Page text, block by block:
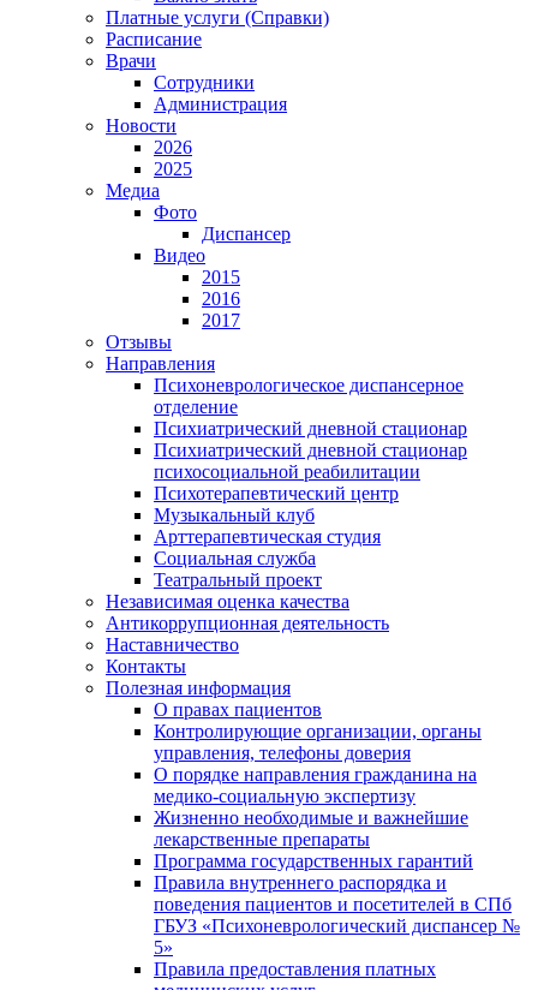
Платные услуги (Справки)
Расписание
Врачи
Сотрудники
Администрация
Новости
2026
2025
Медиа
Фото
Диспансер
Видео
2015
2016
2017
Отзывы
Направления
Психоневрологическое диспансерное
отделение
Психиатрический дневной стационар
Психиатрический дневной стационар
психосоциальной реабилитации
Психотерапевтический центр
Музыкальный клуб
Арттерапевтическая студия
Социальная служба
Театральный проект
Независимая оценка качества
Антикоррупционная деятельность
Наставничество
Контакты
Полезная информация
О правах пациентов
Контролирующие организации, органы
управления, телефоны доверия
О порядке направления гражданина на
медико-социальную экспертизу
Жизненно необходимые и важнейшие
лекарственные препараты
Программа государственных гарантий
Правила внутреннего распорядка и
поведения пациентов и посетителей в СПб
ГБУЗ «Психоневрологический диспансер №
5»
Правила предоставления платных